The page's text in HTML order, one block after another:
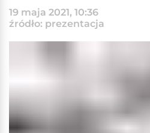
19 maja 2021, 10:36
źródło: prezentacja